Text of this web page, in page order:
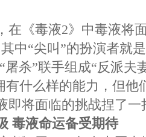
《毒液2》中毒液将面
中“尖叫”的扮演者就
屠杀”联手组成“反派夫
有什么样的能力，但他
即将面临的挑战捏了一
毒液命运备受期待